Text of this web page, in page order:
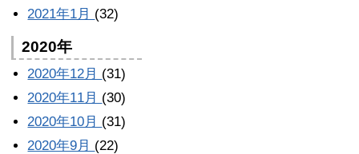
2021年1月 (32)
2020年
2020年12月 (31)
2020年11月 (30)
2020年10月 (31)
2020年9月 (22)